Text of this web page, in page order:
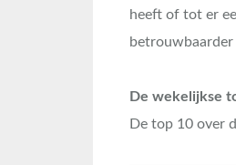
heeft of tot er
betrouwbaarder
De wekelijkse
De top 10 over